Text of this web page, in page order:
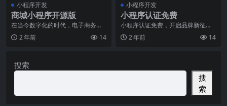
小程序开发
商城小程序开源版
在当今数字化的时代，电子商务已
经成为了人们购物的主要方式之
一。而随着智能手机的普
2 年前 14
小程序开发
小程序认证免费
小程序认证免费，开启品牌新征程
随着移动互联网的迅速发展，小程
序正在成为企业建立品
2 年前 14
搜索
搜
索